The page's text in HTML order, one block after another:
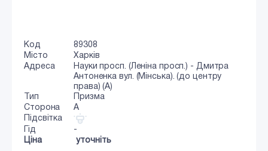
Код
89308
Місто
Харків
Адреса
Науки просп. (Леніна просп.) - Дмитра
Антоненка вул. (Мінська). (до центру
права) (А)
Тип
Призма
Сторона
A
Підсвітка
Гід
-
Ціна
уточніть